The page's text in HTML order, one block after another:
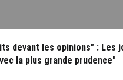
devant les opinions" : Les
la plus grande prudence"